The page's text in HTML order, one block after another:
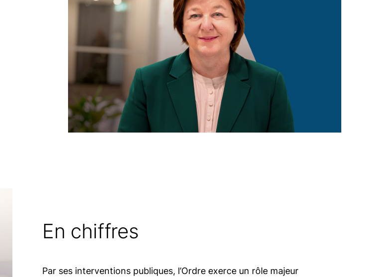
En chiffres
Par ses interventions publiques, l’Ordre exerce un rôle majeur